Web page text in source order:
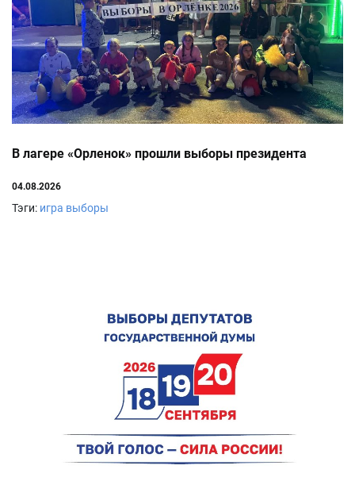
В лагере «Орленок» прошли выборы президента
04.08.2026
Тэги: игра выборы